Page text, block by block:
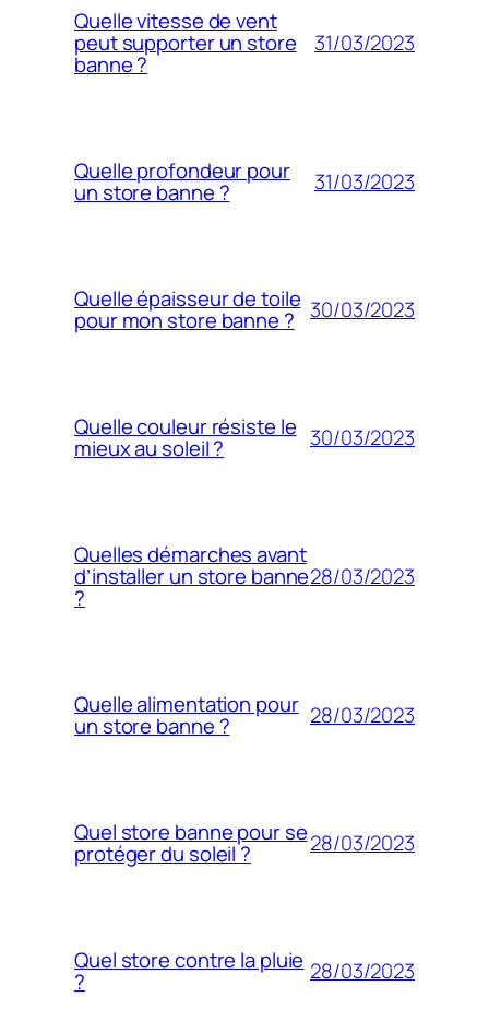
Quelle vitesse de vent
peut supporter un store
banne ?
31/03/2023
Quelle profondeur pour
un store banne ? 31/03/2023
Quelle épaisseur de toile
pour mon store banne ? 30/03/2023
Quelle couleur résiste le
mieux au soleil ? 30/03/2023
Quelles démarches avant
d’installer un store banne
?
28/03/2023
Quelle alimentation pour
un store banne ? 28/03/2023
Quel store banne pour se
protéger du soleil ? 28/03/2023
Quel store contre la pluie
? 28/03/2023